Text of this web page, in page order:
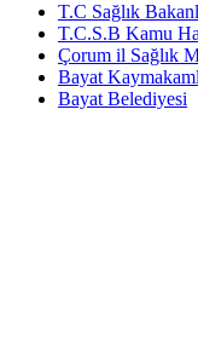
T.C Sağlık
T.C.S.B Kamu
Çorum il Sağlık
Bayat
Bayat Belediyesi